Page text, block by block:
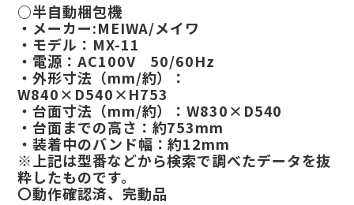
○半自動梱包機
・メーカー:MEIWA/メイワ
・モデル：MX-11
・電源：AC100V 50/60Hz
・外形寸法（mm/約）：
W840×D540×H753
・台面寸法（mm/約）：W830×D540
・台面までの高さ：約753mm
・装着中のバンド幅：約12mm
※上記は型番などから検索で調べたデータを抜
粋したものです。
〇動作確認済、完動品